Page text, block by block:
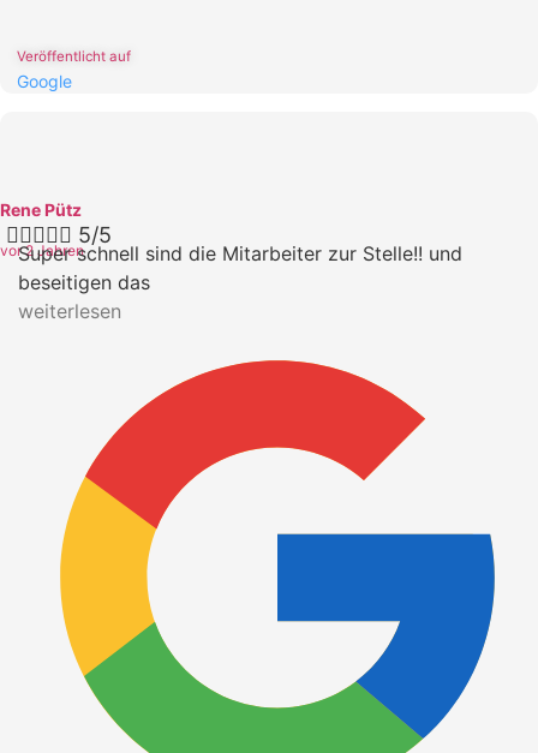
Veröffentlicht auf
Google
Rene Pütz
vor 2 Jahren
 5/5
Super schnell sind die Mitarbeiter zur Stelle!! und
beseitigen das
weiterlesen